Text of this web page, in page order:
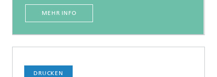
MEHR INFO
DRUCKEN